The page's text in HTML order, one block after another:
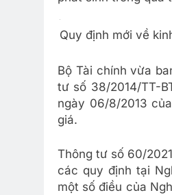
Quy định mới về
Bộ Tài chính vừa
tư số 38/2014/TT-
ngày 06/8/2013
giá.
Thông tư số 60/
các quy định tại
một số điều của